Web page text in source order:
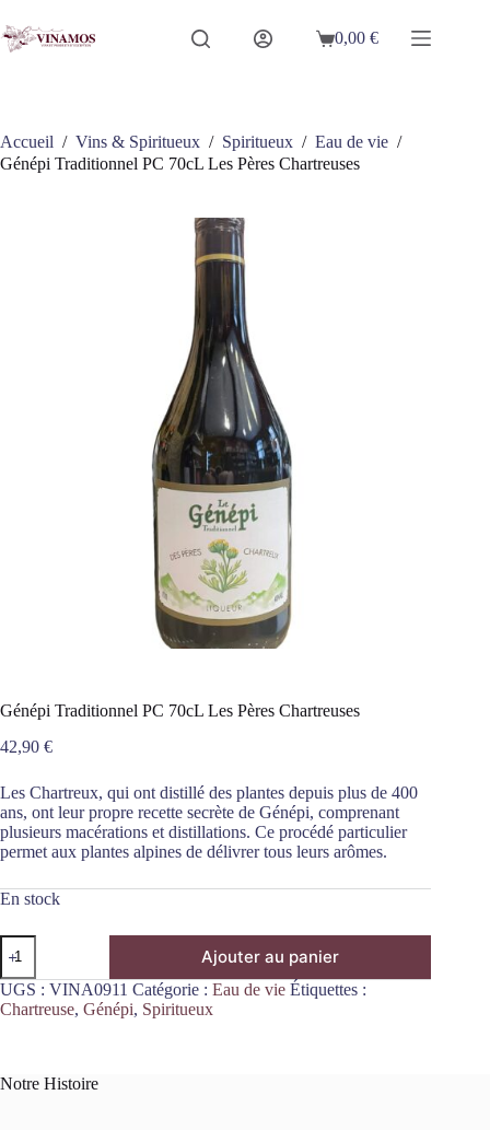
au
contenu
Panier
0,00€
Accueil / Vins & Spiritueux / Spiritueux / Eau de vie /
Génépi Traditionnel PC 70cL Les Pères Chartreuses
Génépi Traditionnel PC 70cL Les Pères Chartreuses
42,90 €
Les Chartreux, qui ont distillé des plantes depuis plus de 400
ans, ont leur propre recette secrète de Génépi, comprenant
plusieurs macérations et distillations. Ce procédé particulier
permet aux plantes alpines de délivrer tous leurs arômes.
En stock
quantité
de
Génépi
Traditionnel
PC
Chartreuses
Ajouter au panier
UGS : VINA0911 Catégorie : Eau de vie Étiquettes :
Chartreuse, Génépi, Spiritueux
Notre Histoire